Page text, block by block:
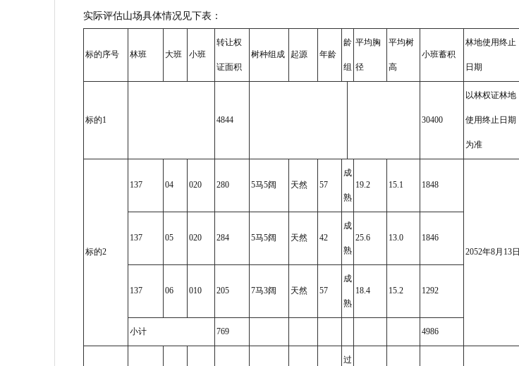
实际评估山场具体情况见下表：
标的序号 林班 大班 小班
转让权
证面积
树种组成 起源 年龄
龄
组
平均胸
径
平均树
高
小班蓄积
林地使用终止
日期
标的1 4844 30400
以林权证林地
使用终止日期
为准
标的2
137 04 020 280 5马5阔 天然 57
成
熟
19.2 15.1 1848
2052年8月13日
137 05 020 284 5马5阔 天然 42
成
熟
25.6 13.0 1846
137 06 010 205 7马3阔 天然 57
成
熟
18.4 15.2 1292
小计 769 4986
过